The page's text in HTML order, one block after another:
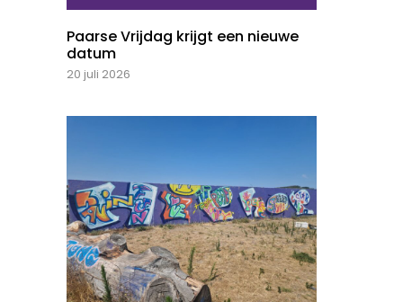
Paarse Vrijdag krijgt een nieuwe
datum
20 juli 2026